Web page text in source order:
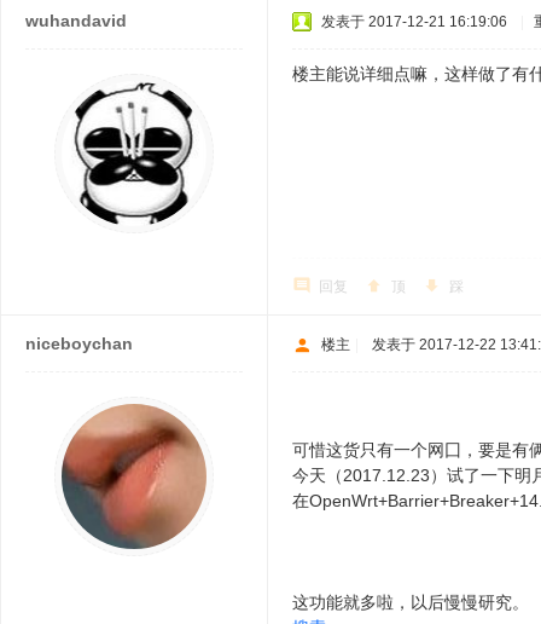
wuhandavid 发表于 2017-12-21 16:19:06
楼主能说详细点嘛，这样做了有
回复 顶 踩
niceboychan 楼主 发表于 2017-12-22
可惜这货只有一个网囗，要是有
今天（2017.12.23）试了一下
在
这功能就多啦，以后慢慢研究。